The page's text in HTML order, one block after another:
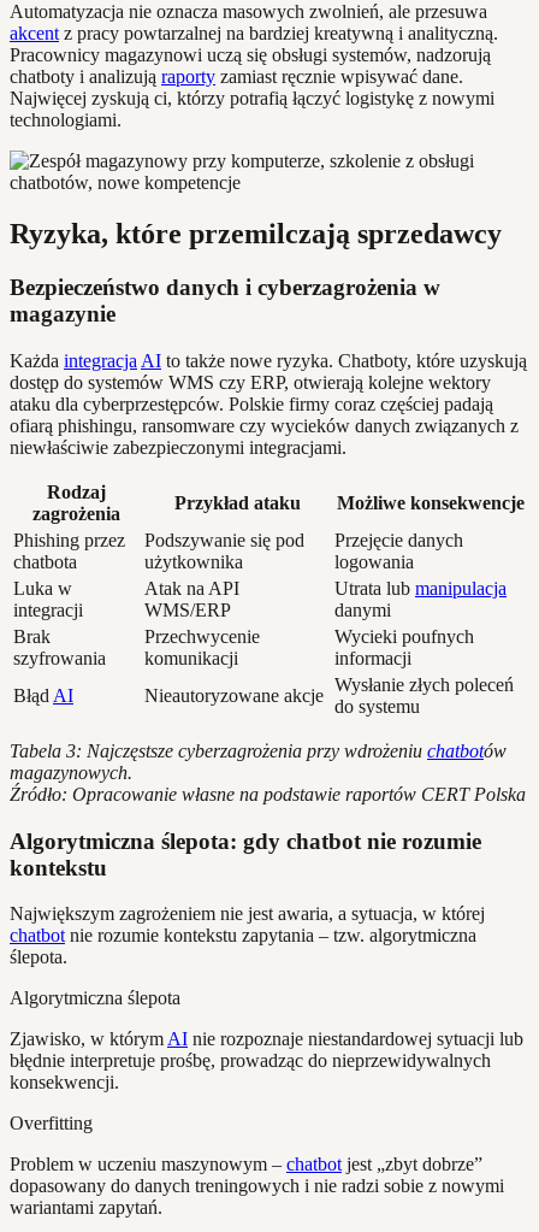
Automatyzacja nie oznacza masowych zwolnień, ale przesuwa
akcentz pracy powtarzalnej na bardziej kreatywną i analityczną.
Pracownicy magazynowi uczą się obsługi systemów, nadzorują
chatboty i analizują raporty zamiast ręcznie wpisywać dane.
Najwięcej zyskują ci, którzy potrafią łączyć logistykę z nowymi
technologiami.
Ryzyka, które przemilczają sprzedawcy
Bezpieczeństwo danych i cyberzagrożenia w
magazynie
Każda integracja AI to także nowe ryzyka. Chatboty, które uzyskują
dostęp do systemów WMS czy ERP, otwierają kolejne wektory
ataku dla cyberprzestępców. Polskie firmy coraz częściej padają
ofiarą phishingu, ransomware czy wycieków danych związanych z
niewłaściwie zabezpieczonymi integracjami.
Rodzaj
zagrożenia
Przykład ataku
Możliwe konsekwencje
Phishing przez
chatbota
Podszywanie się pod
użytkownika
Przejęcie danych
logowania
Luka w
integracji
Atak na API
WMS/ERP
Utrata lub manipulacja
danymi
Brak
szyfrowania
Przechwycenie
komunikacji
Wycieki poufnych
informacji
Błąd AI Nieautoryzowane akcje
Wysłanie złych poleceń
do systemu
Tabela 3: Najczęstsze cyberzagrożenia przy wdrożeniu chatbotów
magazynowych.
Źródło: Opracowanie własne na podstawie raportów CERT Polska
Algorytmiczna ślepota: gdy chatbot nie rozumie
kontekstu
Największym zagrożeniem nie jest awaria, a sytuacja, w której
chatbotnie rozumie kontekstu zapytania – tzw. algorytmiczna
ślepota.
Algorytmiczna ślepota
Zjawisko, w którymAI nie rozpoznaje niestandardowej sytuacji lub
błędnie interpretuje prośbę, prowadząc do nieprzewidywalnych
konsekwencji.
Overfitting
Problem w uczeniu maszynowym – chatbotjest „zbyt dobrze”
dopasowany do danych treningowych i nie radzi sobie z nowymi
wariantami zapytań.